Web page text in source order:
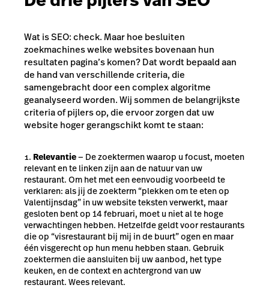
Wat is SEO: check. Maar hoe besluiten
zoekmachines welke websites bovenaan hun
resultaten pagina’s komen? Dat wordt bepaald aan
de hand van verschillende criteria, die
samengebracht door een complex algoritme
geanalyseerd worden. Wij sommen de belangrijkste
criteria of pijlers op, die ervoor zorgen dat uw
website hoger gerangschikt komt te staan:
Relevantie— De zoektermen waarop u focust, moeten
relevant en te linken zijn aan de natuur van uw
restaurant. Om het met een eenvoudig voorbeeld te
verklaren: als jij de zoekterm “plekken om te eten op
Valentijnsdag” in uw website teksten verwerkt, maar
gesloten bent op 14 februari, moet u niet al te hoge
verwachtingen hebben. Hetzelfde geldt voor restaurants
die op “visrestaurant bij mij in de buurt” ogen en maar
één visgerecht op hun menu hebben staan. Gebruik
zoektermen die aansluiten bij uw aanbod, het type
keuken, en de context en achtergrond van uw
restaurant. Wees relevant.